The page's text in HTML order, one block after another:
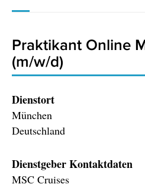
Praktikant Online
(m/w/d)
Dienstort
München
Deutschland
Dienstgeber Kontaktdaten
MSC Cruises